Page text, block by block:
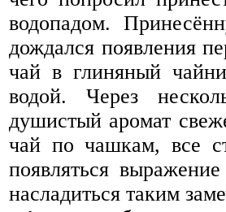
водопадом.
дождался появления
чай в глиняный
водой. Через
душистый аромат
чай по чашкам, все
появляться
насладиться таким